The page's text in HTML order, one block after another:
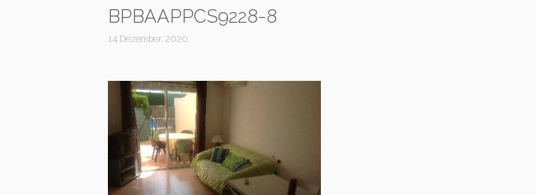
BPBAAPPCS9228-8
14 Dezember, 2020